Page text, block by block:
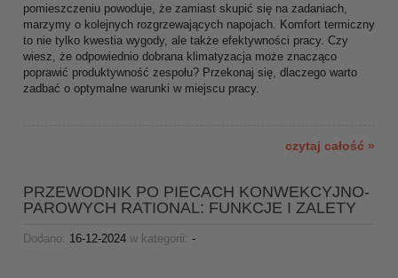
pomieszczeniu powoduje, że zamiast skupić się na zadaniach,
marzymy o kolejnych rozgrzewających napojach. Komfort termiczny
to nie tylko kwestia wygody, ale także efektywności pracy. Czy
wiesz, że odpowiednio dobrana klimatyzacja może znacząco
poprawić produktywność zespołu? Przekonaj się, dlaczego warto
zadbać o optymalne warunki w miejscu pracy.
czytaj całość »
PRZEWODNIK PO PIECACH KONWEKCYJNO-
PAROWYCH RATIONAL: FUNKCJE I ZALETY
Dodano: 16-12-2024 w kategorii: -